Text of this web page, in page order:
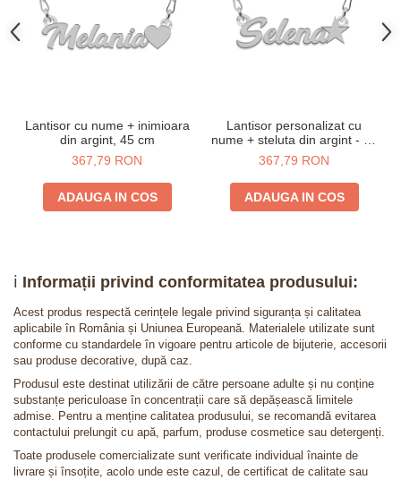
Lantisor cu nume + inimioara
din argint, 45 cm
367,79 RON
ADAUGA IN COS
Lantisor personalizat cu
nume + steluta din argint - 45
cm
367,79 RON
ADAUGA IN COS
ℹ️ Informații privind conformitatea produsului:
Acest produs respectă cerințele legale privind siguranța și calitatea
aplicabile în România și Uniunea Europeană. Materialele utilizate sunt
conforme cu standardele în vigoare pentru articole de bijuterie, accesorii
sau produse decorative, după caz.
Produsul este destinat utilizării de către persoane adulte și nu conține
substanțe periculoase în concentrații care să depășească limitele
admise. Pentru a menține calitatea produsului, se recomandă evitarea
contactului prelungit cu apă, parfum, produse cosmetice sau detergenți.
Toate produsele comercializate sunt verificate individual înainte de
livrare și însoțite, acolo unde este cazul, de certificat de calitate sau